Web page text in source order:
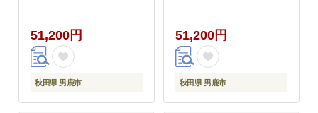
田 秋田県産]
51,200円
秋田県 男鹿市
精米 米どころ 秋田 秋
田県産 新米 先行受付]
51,200円
秋田県 男鹿市